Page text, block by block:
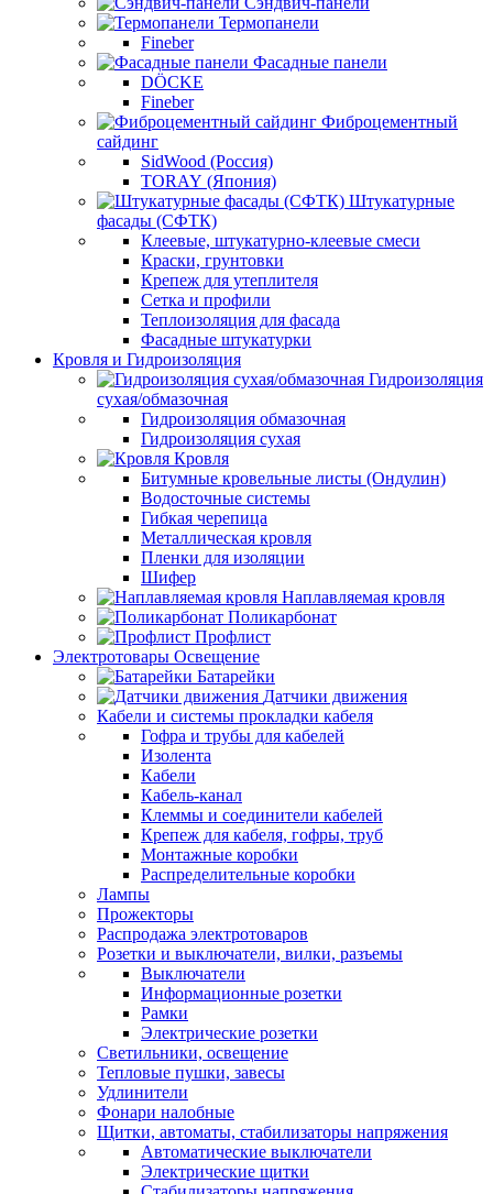
Термопанели
Fineber
Фасадные панели
DÖCKE
Fineber
Фиброцементный
сайдинг
SidWood (Россия)
TORAY (Япония)
Штукатурные
фасады (СФТК)
Клеевые, штукатурно-клеевые смеси
Краски, грунтовки
Крепеж для утеплителя
Сетка и профили
Теплоизоляция для фасада
Фасадные штукатурки
Кровля и Гидроизоляция
Гидроизоляция
сухая/обмазочная
Гидроизоляция обмазочная
Гидроизоляция сухая
Кровля
Битумные кровельные листы (Ондулин)
Водосточные системы
Гибкая черепица
Металлическая кровля
Пленки для изоляции
Шифер
Наплавляемая кровля
Поликарбонат
Профлист
Электротовары Освещение
Батарейки
Датчики движения
Кабели и системы прокладки кабеля
Гофра и трубы для кабелей
Изолента
Кабели
Кабель-канал
Клеммы и соединители кабелей
Крепеж для кабеля, гофры, труб
Монтажные коробки
Распределительные коробки
Лампы
Прожекторы
Распродажа электротоваров
Розетки и выключатели, вилки, разъемы
Выключатели
Информационные розетки
Рамки
Электрические розетки
Светильники, освещение
Тепловые пушки, завесы
Удлинители
Фонари налобные
Щитки, автоматы, стабилизаторы напряжения
Автоматические выключатели
Электрические щитки